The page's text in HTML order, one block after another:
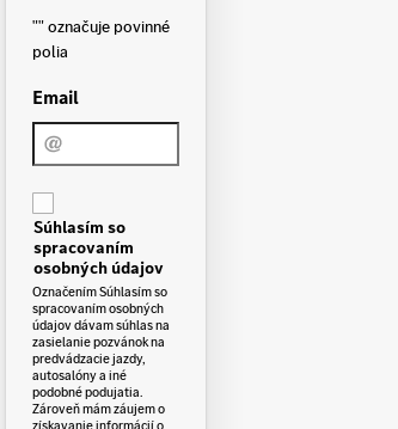
"" označuje povinné
polia
Email
C
o
n
s
e
n
t
Súhlasím so
spracovaním
osobných údajov
Označením Súhlasím so
spracovaním osobných
údajov dávam súhlas na
zasielanie pozvánok na
predvádzacie jazdy,
autosalóny a iné
podobné podujatia.
Zároveň mám záujem o